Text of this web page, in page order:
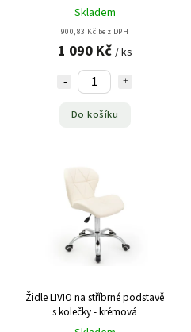
Skladem
900,83 Kč bez DPH
1 090 Kč / ks
Do košíku
Židle LIVIO na stříbrné podstavě
s kolečky - krémová